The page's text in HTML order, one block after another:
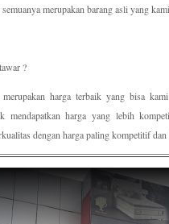
merupakan barang asli yang
?
harga terbaik yang bisa
mendapatkan harga yang lebih
dengan harga paling kompetitif dan